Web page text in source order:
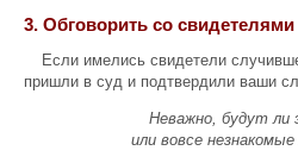
3. Обговорить со свидетелями
Если имелись свидетели
пришли в суд и подтвердили ваши
Неважно, будут ли
или вовсе незнакомые